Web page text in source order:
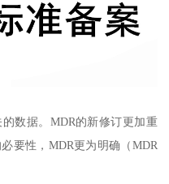
数据。MDR的新修订更加重
要性，MDR更为明确（MDR